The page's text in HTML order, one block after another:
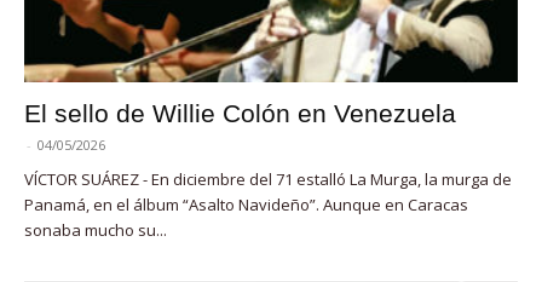
El sello de Willie Colón en Venezuela
- 04/05/2026
VÍCTOR SUÁREZ - En diciembre del 71 estalló La Murga, la murga de
Panamá, en el álbum “Asalto Navideño”. Aunque en Caracas
sonaba mucho su...